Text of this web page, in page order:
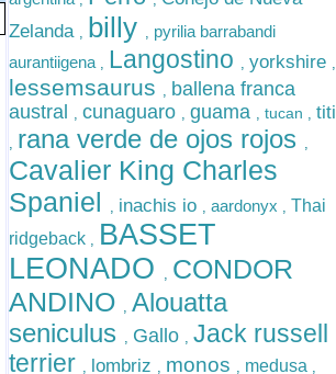
Zelanda , billy , pyrilia barrabandi
aurantiigena , Langostino , yorkshire ,
lessemsaurus , ballena franca
austral
, cunaguaro , guama , tucan , titi
, rana verde de ojos rojos ,
Cavalier King Charles
Spaniel
, inachis io , aardonyx , Thai
ridgeback , BASSET
LEONADO
, CONDOR
ANDINO , Alouatta
seniculus , Gallo , Jack russell
terrier , lombriz , monos , medusa ,